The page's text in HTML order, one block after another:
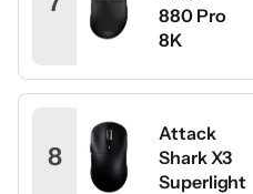
880 Pro
8K
8
Attack
Shark X3
Superlight